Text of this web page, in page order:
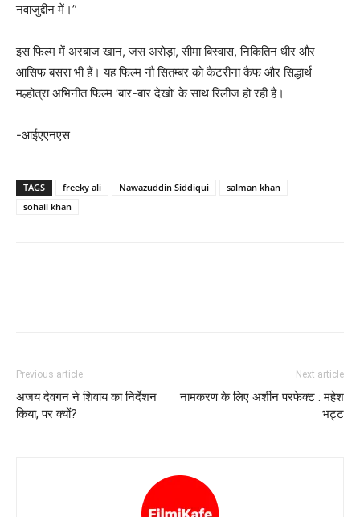
नवाजुद्दीन में।”
इस फिल्म में अरबाज खान, जस अरोड़ा, सीमा बिस्वास, निकितिन धीर और
आसिफ बसरा भी हैं। यह फिल्म नौ सितम्बर को कैटरीना कैफ और सिद्धार्थ
मल्होत्रा अभिनीत फिल्म ‘बार-बार देखो’ के साथ रिलीज हो रही है।
-आईएएनएस
TAGS freeky ali Nawazuddin Siddiqui
salman khan
sohail khan
Previous article
अजय देवगन ने शिवाय का निर्देशन
किया, पर क्‍यों?
Next article
नामकरण के लिए अर्शीन परफेक्‍ट : महेश
भट्ट